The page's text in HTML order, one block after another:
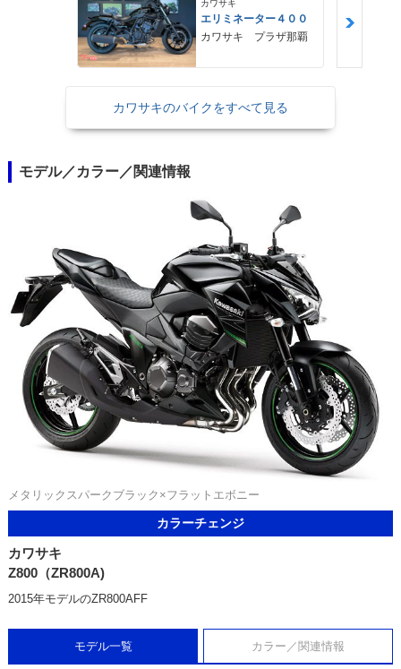
カワサキ
エリミネーター４００
カワサキ プラザ那覇
カワサキのバイクをすべて見る
モデル／カラー／関連情報
メタリックスパークブラック×フラットエボニー
カラーチェンジ
カワサキ
Z800（ZR800A)
2015年モデルのZR800AFF
モデル一覧 カラー／関連情報